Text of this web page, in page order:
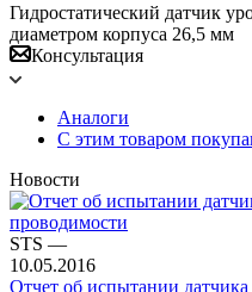
Гидростатический датчик
диаметром корпуса 26,5 мм
Консультация
Аналоги
С этим товаром
Новости
STS —
10.05.2016
Отчет об испытании